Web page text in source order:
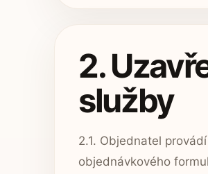
2.
služby
2.1. Objednatel
objednávkového